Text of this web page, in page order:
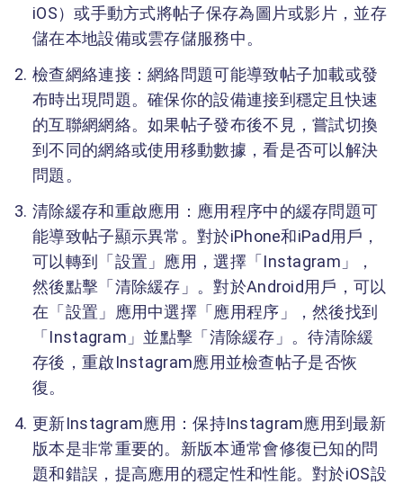
iOS）或手動方式將帖子保存為圖片或影片，並存
儲在本地設備或雲存儲服務中。
檢查網絡連接：網絡問題可能導致帖子加載或發
布時出現問題。確保你的設備連接到穩定且快速
的互聯網網絡。如果帖子發布後不見，嘗試切換
到不同的網絡或使用移動數據，看是否可以解決
問題。
清除緩存和重啟應用：應用程序中的緩存問題可
能導致帖子顯示異常。對於iPhone和iPad用戶，
可以轉到「設置」應用，選擇「Instagram」，
然後點擊「清除緩存」。對於Android用戶，可以
在「設置」應用中選擇「應用程序」，然後找到
「Instagram」並點擊「清除緩存」。待清除緩
存後，重啟Instagram應用並檢查帖子是否恢
復。
更新Instagram應用：保持Instagram應用到最新
版本是非常重要的。新版本通常會修復已知的問
題和錯誤，提高應用的穩定性和性能。對於iOS設